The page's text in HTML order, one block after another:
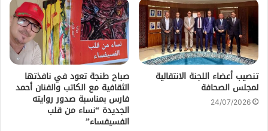
تنصيب أعضاء اللجنة الانتقالية
لمجلس الصحافة
24/07/2026
صباح طنجة تعود في نافذتها
الثقافية مع الكاتب والفنان أحمد
فارس بمناسبة صدور روايته
الجديدة “نساء من قلب
الفسيفساء”